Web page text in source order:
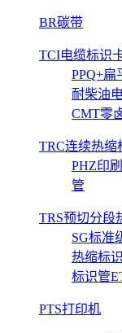
BR碳带
TCI电缆标识
PPQ+扁
耐柴油
CMT零
TRC连续热缩
PHZ印
管
TRS预切分段
SG标准
热缩标
标识管
PTS打印机